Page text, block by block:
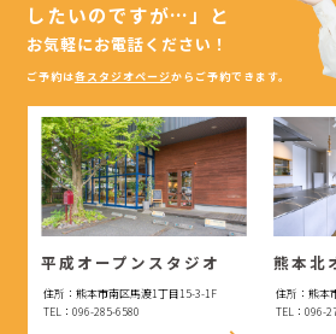
したいのですが…」
と
お気軽にお電話ください！
ご予約は各スタジオページからご予約できます。
平成オープンスタジオ
住所：熊本市南区馬渡1丁目15-3-1F
TEL：096-285-6580
熊本北
住所：熊本
TEL：096-